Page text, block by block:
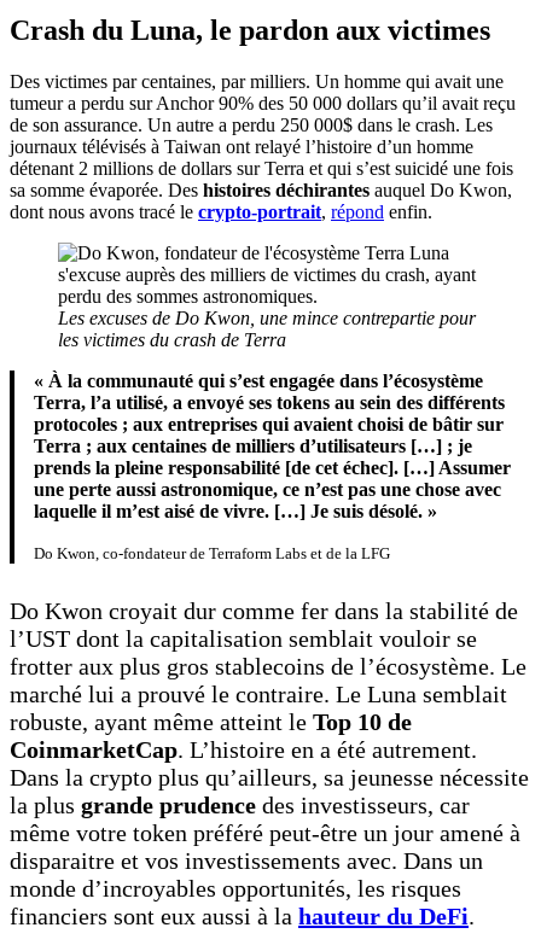
Crash du Luna, le pardon aux victimes
Des victimes par centaines, par milliers. Un homme qui avait une
tumeur a perdu sur Anchor 90% des 50 000 dollars qu’il avait reçu
de son assurance. Un autre a perdu 250 000$ dans le crash. Les
journaux télévisés à Taiwan ont relayé l’histoire d’un homme
détenant 2 millions de dollars sur Terra et qui s’est suicidé une fois
sa somme évaporée. Des histoires déchirantes auquel Do Kwon,
dont nous avons tracé le crypto-portrait, répond enfin.
Les excuses de Do Kwon, une mince contrepartie pour
les victimes du crash de Terra
« À la communauté qui s’est engagée dans l’écosystème
Terra, l’a utilisé, a envoyé ses tokens au sein des différents
protocoles ; aux entreprises qui avaient choisi de bâtir sur
Terra ; aux centaines de milliers d’utilisateurs […] ; je
prends la pleine responsabilité [de cet échec]. […] Assumer
une perte aussi astronomique, ce n’est pas une chose avec
laquelle il m’est aisé de vivre. […] Je suis désolé. »
Do Kwon, co-fondateur de Terraform Labs et de la LFG
Do Kwon croyait dur comme fer dans la stabilité de
l’UST dont la capitalisation semblait vouloir se
frotter aux plus gros stablecoins de l’écosystème. Le
marché lui a prouvé le contraire. Le Luna semblait
robuste, ayant même atteint le Top 10 de
CoinmarketCap. L’histoire en a été autrement.
Dans la crypto plus qu’ailleurs, sa jeunesse nécessite
la plus grande prudence des investisseurs, car
même votre token préféré peut-être un jour amené à
disparaitre et vos investissements avec. Dans un
monde d’incroyables opportunités, les risques
financiers sont eux aussi à la hauteur du DeFi.